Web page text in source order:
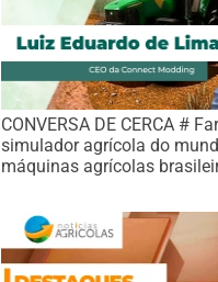
CONVERSA DE CERCA #
simulador agrícola do
máquinas agrícolas